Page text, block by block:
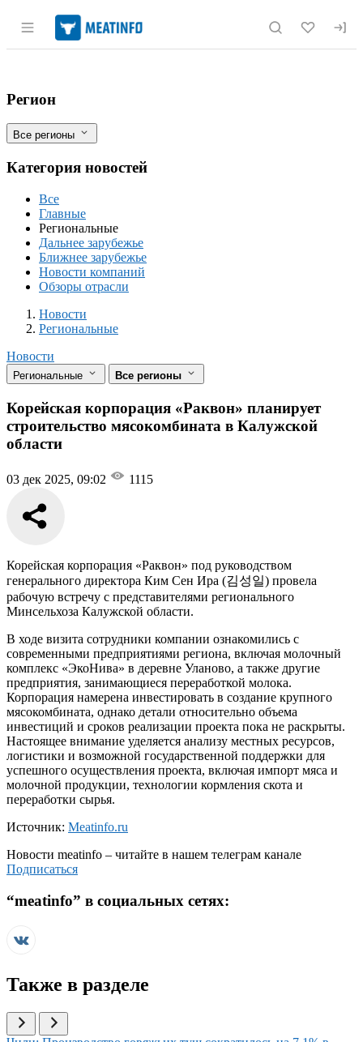
Раздел навигации по сайту
Корейская корпорация «Раквон»
Фильтры
Регион
Все регионы
Категория новостей
Все
Главные
Региональные
Дальнее зарубежье
Ближнее зарубежье
Новости компаний
Обзоры отрасли
Новости
Разделы
Новости
Региональные
Новости
Региональные Все регионы
Корейская корпорация «Раквон» планирует
строительство мясокомбината в Калужской
области
03 дек 2025, 09:02 1115
Корейская корпорация «Раквон» под руководством
генерального директора Ким Сен Ира (김성일) провела
рабочую встречу с представителями регионального
Минсельхоза Калужской области.
В ходе визита сотрудники компании ознакомились с
современными предприятиями региона, включая молочный
комплекс «ЭкоНива» в деревне Уланово, а также другие
предприятия, занимающиеся переработкой молока.
Корпорация намерена инвестировать в создание крупного
мясокомбината, однако детали относительно объема
инвестиций и сроков реализации проекта пока не раскрыты.
Настоящее внимание уделяется анализу местных ресурсов,
логистики и возможной государственной поддержки для
успешного осуществления проекта, включая импорт мяса и
молочной продукции, технологии кормления скота и
переработки сырья.
Источник: Meatinfo.ru
Новости meatinfo – читайте в нашем телеграм канале
Подписаться
“meatinfo” в социальных сетях:
Также в разделе